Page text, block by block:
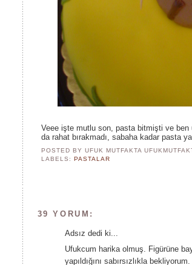
Veee işte mutlu son, pasta bitmişti ve
da rahat bırakmadı, sabaha kadar pasta
POSTED BY UFUK MUTFAKTA
LABELS:PASTALAR
39 YORUM:
Adsız dedi ki...
Ufukcum harika olmuş. Figürüne
yapıldığını sabırsızlıkla